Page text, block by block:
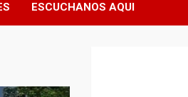
ESCUCHANOS AQUI